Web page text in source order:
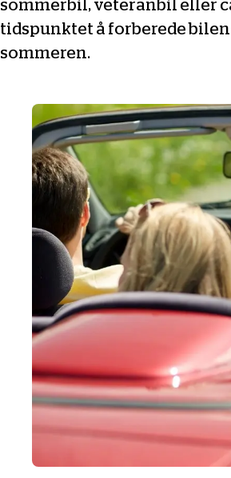
sommerbil, veteranbil eller
tidspunktet å forberede
sommeren.